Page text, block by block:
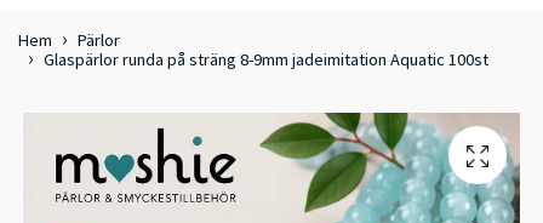
Hem
Pärlor
Glaspärlor runda på sträng 8-9mm jadeimitation Aquatic 100st